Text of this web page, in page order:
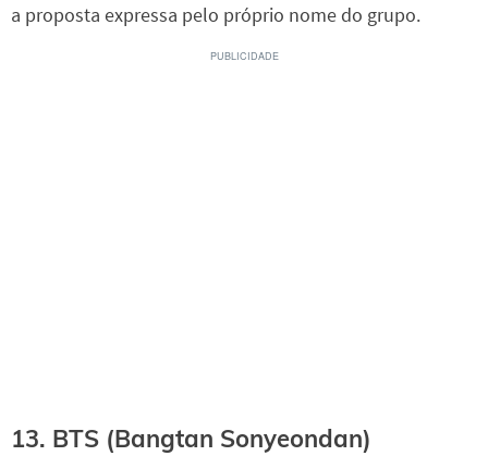
a proposta expressa pelo próprio nome do grupo.
13. BTS (Bangtan Sonyeondan)